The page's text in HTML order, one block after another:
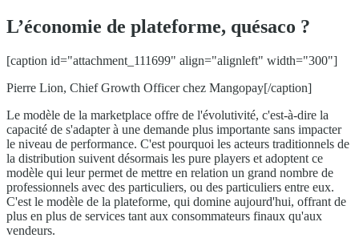
L’économie de plateforme, quésaco ?
[caption id="attachment_111699" align="alignleft" width="300"]
Pierre Lion, Chief Growth Officer chez Mangopay[/caption]
Le modèle de la marketplace offre de l'évolutivité, c'est-à-dire la
capacité de s'adapter à une demande plus importante sans impacter
le niveau de performance. C'est pourquoi les acteurs traditionnels de
la distribution suivent désormais les pure players et adoptent ce
modèle qui leur permet de mettre en relation un grand nombre de
professionnels avec des particuliers, ou des particuliers entre eux.
C'est le modèle de la plateforme, qui domine aujourd'hui, offrant de
plus en plus de services tant aux consommateurs finaux qu'aux
vendeurs.